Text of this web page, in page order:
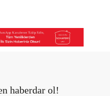
haberdar ol!